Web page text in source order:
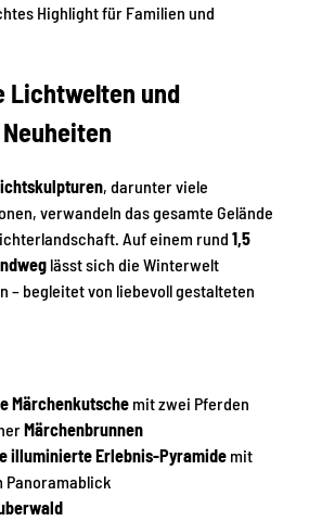
Highlight für Familien und
Lichtwelten und
, darunter viele
verwandeln das gesamte Gelände
Auf einem rund 1,5
lässt sich die Winterwelt
– begleitet von liebevoll gestalteten
Märchenkutsche mit zwei Pferden
Märchenbrunnen
illuminierte Erlebnis-Pyramide mit
Panoramablick